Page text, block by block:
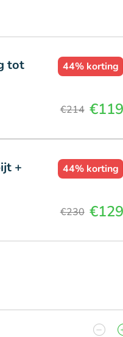
tot
44% korting
€214 €119
+
44% korting
€230 €129